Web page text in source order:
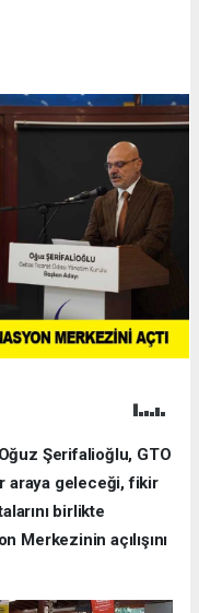
Şerifalioğlu, GTO
araya geleceği, fikir
birlikte
Merkezinin açılışını